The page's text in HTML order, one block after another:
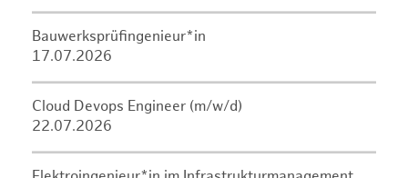
Bauwerksprüfingenieur*in
17.07.2026
Cloud Devops Engineer (m/w/d)
22.07.2026